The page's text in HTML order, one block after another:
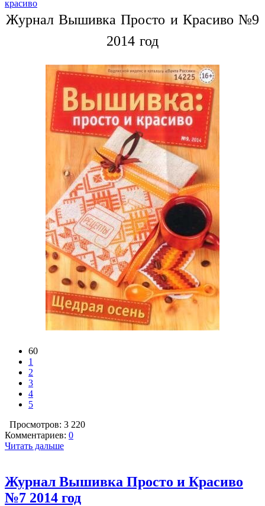
красиво
Журнал Вышивка Просто и Красиво №9
2014 год
60
1
2
3
4
5
Просмотров: 3 220
Комментариев: 0
Читать дальше
Журнал Вышивка Просто и Красиво
№7 2014 год